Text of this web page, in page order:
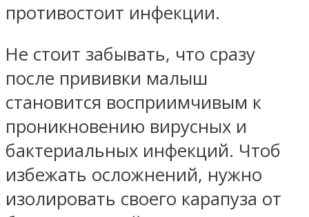
противостоит инфекции.
Не стоит забывать, что сразу
после прививки малыш
становится восприимчивым к
проникновению вирусных и
бактериальных инфекций. Чтоб
избежать осложнений, нужно
изолировать своего карапуза от